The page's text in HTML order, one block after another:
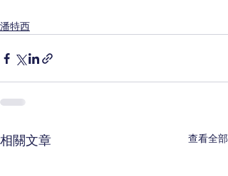
潘特西
相關文章 查看全部